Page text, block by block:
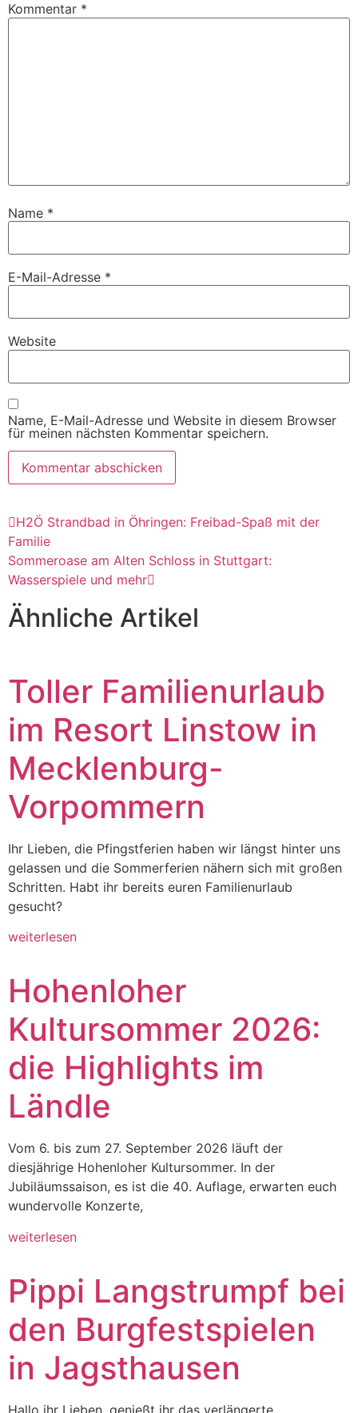
Kommentar *
Name *
E-Mail-Adresse *
Website
Name, E-Mail-Adresse und Website in diesem Browser
für meinen nächsten Kommentar speichern.
H2Ö Strandbad in Öhringen: Freibad-Spaß mit der
Familie
Sommeroase am Alten Schloss in Stuttgart:
Wasserspiele und mehr
Ähnliche Artikel
Toller Familienurlaub
im Resort Linstow in
Mecklenburg-
Vorpommern
Ihr Lieben, die Pfingstferien haben wir längst hinter uns
gelassen und die Sommerferien nähern sich mit großen
Schritten. Habt ihr bereits euren Familienurlaub
gesucht?
weiterlesen
Hohenloher
Kultursommer 2026:
die Highlights im
Ländle
Vom 6. bis zum 27. September 2026 läuft der
diesjährige Hohenloher Kultursommer. In der
Jubiläumssaison, es ist die 40. Auflage, erwarten euch
wundervolle Konzerte,
weiterlesen
Pippi Langstrumpf bei
den Burgfestspielen
in Jagsthausen
Hallo ihr Lieben, genießt ihr das verlängerte